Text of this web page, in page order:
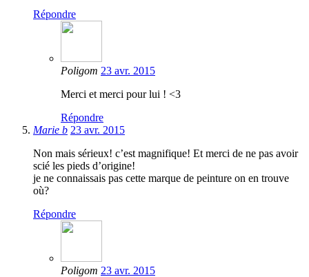
Répondre
Poligom 23 avr. 2015
Merci et merci pour lui ! <3
Répondre
Marie b 23 avr. 2015
Non mais sérieux! c’est magnifique! Et merci de ne pas avoir
scié les pieds d’origine!
je ne connaissais pas cette marque de peinture on en trouve
où?
Répondre
Poligom 23 avr. 2015